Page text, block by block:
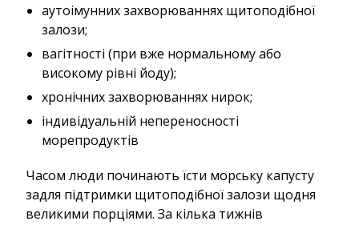
аутоімунних захворюваннях щитоподібної
залози;
вагітності (при вже нормальному або
високому рівні йоду);
хронічних захворюваннях нирок;
індивідуальній непереносності
морепродуктів
Часом люди починають їсти морську капусту
задля підтримки щитоподібної залози щодня
великими порціями. За кілька тижнів